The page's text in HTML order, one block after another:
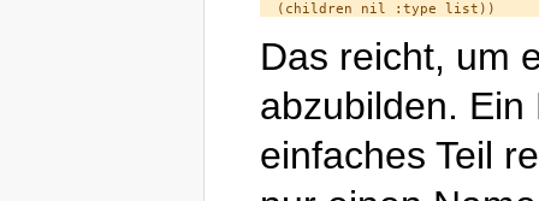
Das reicht, um
abzubilden.
einfaches Teil